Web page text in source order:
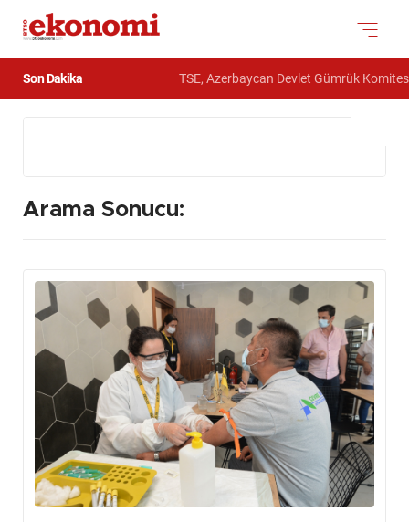
Son Dakika TSE, Azerbaycan Devlet Gümrük Komitesi
Arama Sonucu: